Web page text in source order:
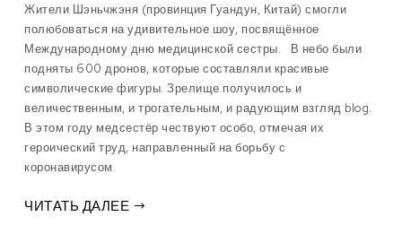
Жители Шэньчжэня (провинция Гуандун, Китай) смогли
полюбоваться на удивительное шоу, посвящённое
Международному дню медицинской сестры. В небо были
подняты 600 дронов, которые составляли красивые
символические фигуры. Зрелище получилось и
величественным, и трогательным, и радующим взгляд blog.
В этом году медсестёр чествуют особо, отмечая их
героический труд, направленный на борьбу с
коронавирусом.
ЧИТАТЬ ДАЛЕЕ